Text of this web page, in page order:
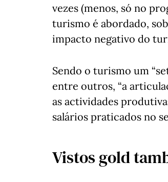
vezes (menos, só no
turismo é abordado,
impacto negativo do
Sendo o turismo um
entre outros, “a
as actividades
salários praticados no
Vistos gold